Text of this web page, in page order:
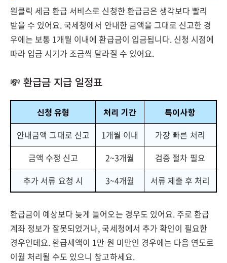
원클릭 세금 환급 서비스로 신청한 환급금은 생각보다 빨리
받을 수 있어요. 국세청에서 안내한 금액을 그대로 신고한 경
우에는 보통 1개월 이내에 환급금이 입금됩니다. 신청 시점에
따라 입금 시기가 조금씩 달라질 수 있어요.
💸 환급금 지급 일정표
신청 유형 처리 기간
특이사항
안내금액 그대로 신고
1개월 이내
가장 빠른 처리
금액 수정 신고
2~3개월
검증 절차 필요
추가 서류 요청 시
3~4개월 서류 제출 후 처리
환급금이 예상보다 늦게 들어오는 경우도 있어요. 주로 환급
계좌 정보가 잘못되었거나, 국세청에서 추가 확인이 필요한
경우인데요. 환급세액이 1만 원 미만인 경우에는 다음 연도로
이월 처리될 수도 있으니 참고하세요.